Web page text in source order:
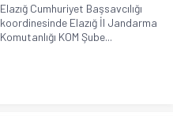
Elazığ Cumhuriyet Başsavcılığı
koordinesinde Elazığ İl Jandarma
Komutanlığı KOM Şube...